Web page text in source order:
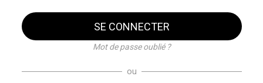
SE CONNECTER
Mot de passe oublié ?
ou